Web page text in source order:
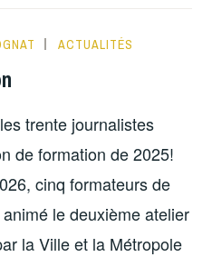
ACTUALITÉS
trente journalistes
de formation de 2025!
cinq formateurs de
le deuxième atelier
la Ville et la Métropole